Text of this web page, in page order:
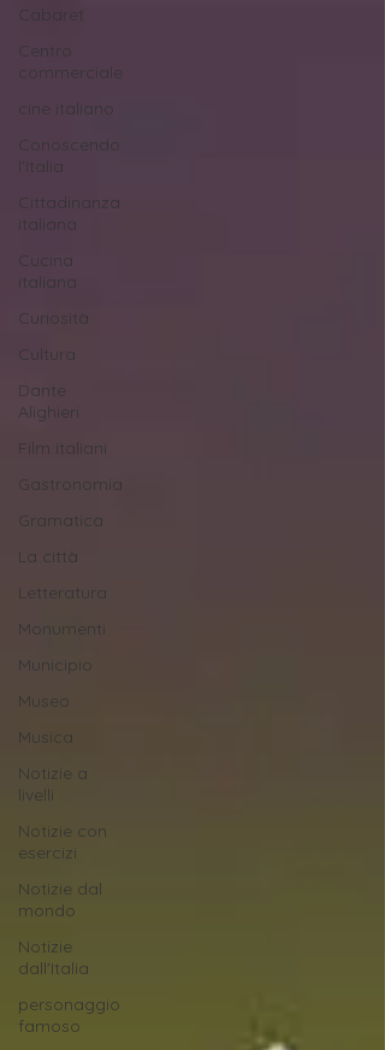
Cabaret
Centro
commerciale
cine italiano
Conoscendo
l'Italia
Cittadinanza
italiana
Cucina
italiana
Curiosità
Cultura
Dante
Alighieri
Film italiani
Gastronomia
Gramatica
La città
Letteratura
Monumenti
Municipio
Museo
Musica
Notizie a
livelli
Notizie con
esercizi
Notizie dal
mondo
Notizie
dall'Italia
personaggio
famoso